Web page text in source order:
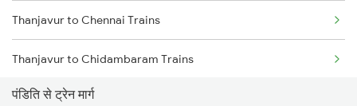
Chennai to Coimbatore Trains
Thanjavur to Chennai Trains
Thanjavur to Chidambaram Trains
Thanjavur to Chengalpattu Trains
पंडिति से ट्रेन मार्ग